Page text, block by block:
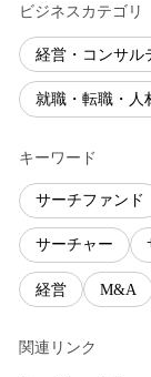
ビジネスカテゴリ
経営・コンサル
就職・転職・人
キーワード
サーチファンド
サーチャー
経営 M&A
関連リンク